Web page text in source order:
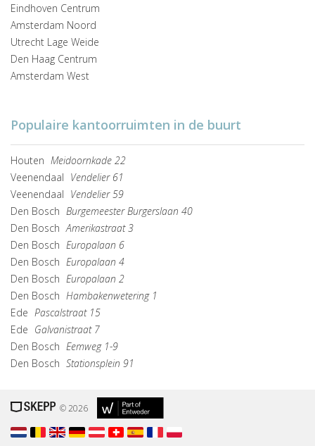
Eindhoven Centrum
Amsterdam Noord
Utrecht Lage Weide
Den Haag Centrum
Amsterdam West
Populaire kantoorruimten in de buurt
Houten Meidoornkade 22
Veenendaal Vendelier 61
Veenendaal Vendelier 59
Den Bosch Burgemeester Burgerslaan 40
Den Bosch Amerikastraat 3
Den Bosch Europalaan 6
Den Bosch Europalaan 4
Den Bosch Europalaan 2
Den Bosch Hambakenwetering 1
Ede Pascalstraat 15
Ede Galvanistraat 7
Den Bosch Eemweg 1-9
Den Bosch Stationsplein 91
© 2026